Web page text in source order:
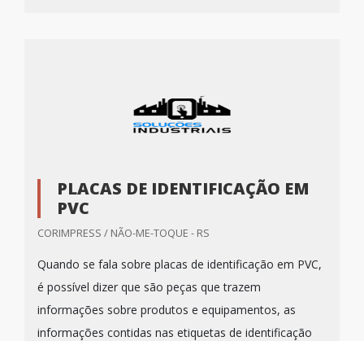
PLACAS DE IDENTIFICAÇÃO EM
PVC
CORIMPRESS / NÃO-ME-TOQUE - RS
Quando se fala sobre placas de identificação em PVC,
é possível dizer que são peças que trazem
informações sobre produtos e equipamentos, as
informações contidas nas etiquetas de identificação